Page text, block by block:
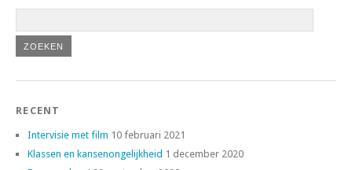
RECENT
Intervisie met film 10 februari 2021
Klassen en kansenongelijkheid 1 december 2020